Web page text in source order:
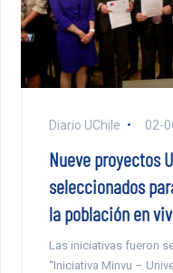
Diario UChile 02-
Nueve proyectos
seleccionados
la población en
Las iniciativas fueron
“Iniciativa Minvu –